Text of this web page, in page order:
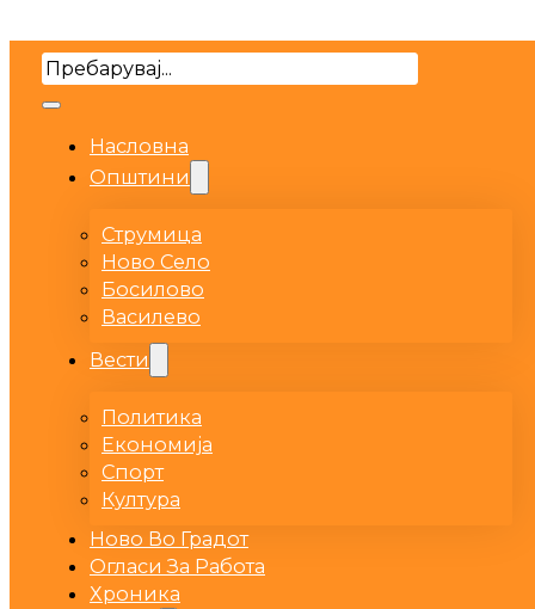
Search
Насловна
Општини
Струмица
Ново Село
Босилово
Василево
Вести
Политика
Економија
Спорт
Култура
Ново Во Градот
Огласи За Работа
Хроника